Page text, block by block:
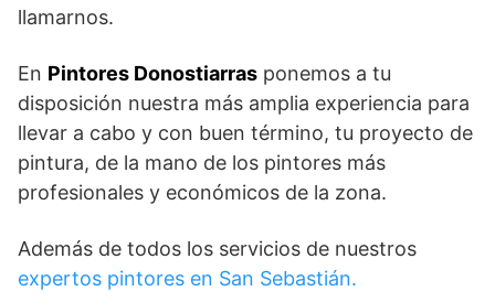
llamarnos.
En Pintores Donostiarras ponemos a tu
disposición nuestra más amplia experiencia para
llevar a cabo y con buen término, tu proyecto de
pintura, de la mano de los pintores más
profesionales y económicos de la zona.
Además de todos los servicios de nuestros
expertos pintores en San Sebastián.